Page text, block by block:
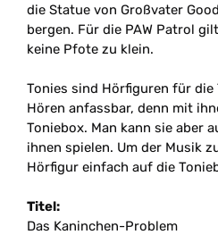
die Statue von Großvater
bergen. Für die PAW Patrol
keine Pfote zu klein.
Tonies sind Hörfiguren für die
Hören anfassbar, denn mit
Toniebox. Man kann sie aber
ihnen spielen. Um der Musik
Hörfigur einfach auf die
Titel:
Das Kaninchen-Problem